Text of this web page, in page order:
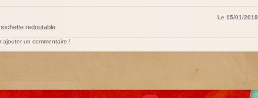
Le 15/01/2019
redoutable
ajouter un commentaire !